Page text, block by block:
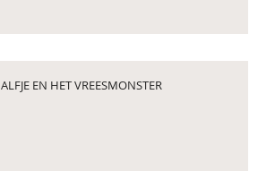
ALFJE EN HET VREESMONSTER